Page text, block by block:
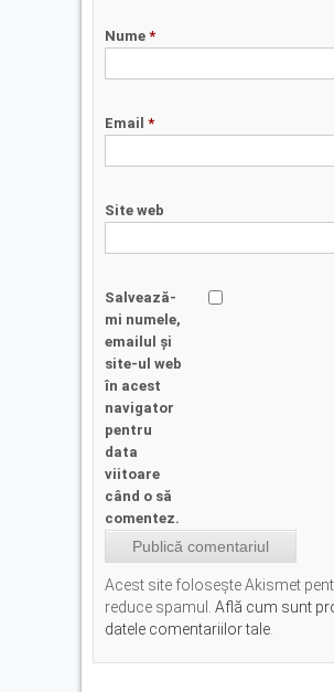
Nume *
Email *
Site web
Salvează-
mi numele,
emailul și
site-ul web
în acest
navigator
pentru
data
viitoare
când o să
comentez.
Acest site folosește Akismet
reduce spamul. Află cum sunt
datele comentariilor tale